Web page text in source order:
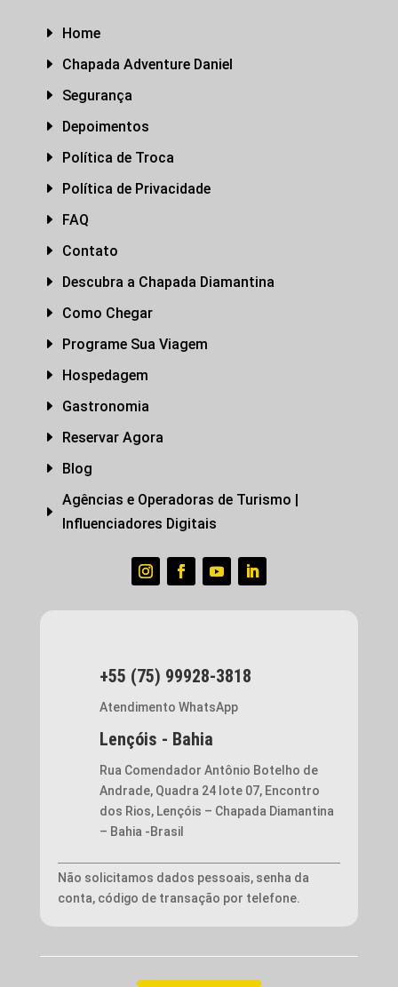
E Home
E Chapada Adventure Daniel
E Segurança
E Depoimentos
E Política de Troca
E Política de Privacidade
E FAQ
E Contato
E Descubra a Chapada Diamantina
E Como Chegar
E Programe Sua Viagem
E Hospedagem
E Gastronomia
E Reservar Agora
E Blog
E
Agências e Operadoras de Turismo |
Influenciadores Digitais
+55 (75) 99928-3818
Atendimento WhatsApp
Lençóis - Bahia
Rua Comendador Antônio Botelho de
Andrade, Quadra 24 lote 07, Encontro
dos Rios, Lençóis – Chapada Diamantina
– Bahia -Brasil
Não solicitamos dados pessoais, senha da
conta, código de transação por telefone.